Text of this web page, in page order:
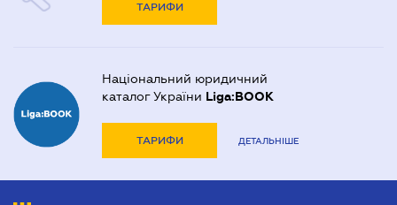
ТАРИФИ
Національний юридичний
каталог України Liga:BOOK
ТАРИФИ ДЕТАЛЬНІШЕ